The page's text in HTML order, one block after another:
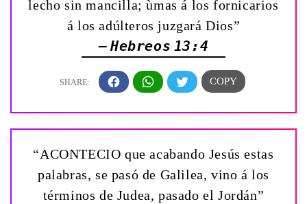
lecho sin mancilla; ùmas á los fornicarios
á los adúlteros juzgará Dios”
— Hebreos 13:4
“ACONTECIO que acabando Jesús estas
palabras, se pasó de Galilea, vino á los
términos de Judea, pasado el Jordán”